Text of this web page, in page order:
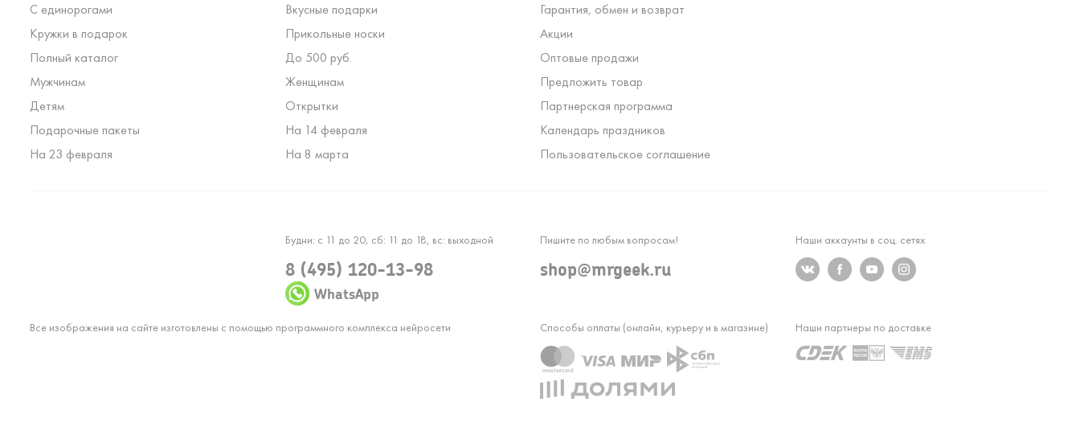
С единорогами
Вкусные подарки
Кружки в подарок
Прикольные носки
Полный каталог
До 500 руб.
Мужчинам
Женщинам
Детям
Открытки
Подарочные пакеты
На 14 февраля
На 23 февраля
На 8 марта
Гарантия, обмен и возврат
Акции
Оптовые продажи
Предложить товар
Партнерская программа
Календарь праздников
Пользовательское соглашение
Будни: с 11 до 20, сб: 11 до 18, вс: выходной
8 (495) 120-13-98
WhatsApp
Пишите по любым вопросам!
shop@mrgeek.ru
Наши аккаунты в соц. сетях
Все изображения на сайте изготовлены с помощью программного комплекса нейросети Способы оплаты (онлайн, курьеру и в магазине) Наши партнеры по доставке